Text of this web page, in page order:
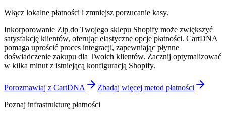
Włącz lokalne płatności i zmniejsz porzucanie kasy.
Inkorporowanie Zip do Twojego sklepu Shopify może zwiększyć
satysfakcję klientów, oferując elastyczne opcje płatności. CartDNA
pomaga uprościć proces integracji, zapewniając płynne
doświadczenie zakupu dla Twoich klientów. Zacznij optymalizować
w kilka minut z istniejącą konfiguracją Shopify.
Porozmawiaj z CartDNA
Zbadaj więcej metod płatności
Poznaj infrastrukturę płatności